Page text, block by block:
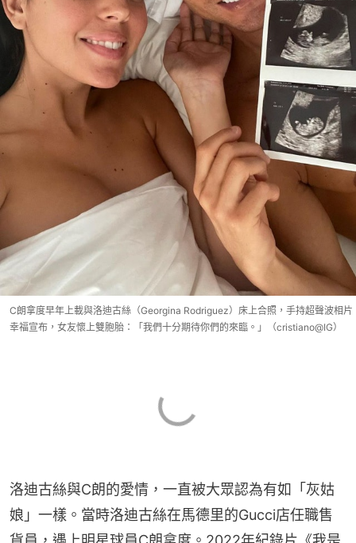
C朗拿度早年上載與洛迪古絲（Georgina Rodriguez）床上合照，手持超聲波相片
幸福宣布，女友懷上雙胞胎：「我們十分期待你們的來臨。」（cristiano@IG）
洛迪古絲與C朗的愛情，一直被大眾認為有如「灰姑
娘」一樣。當時洛迪古絲在馬德里的Gucci店任職售